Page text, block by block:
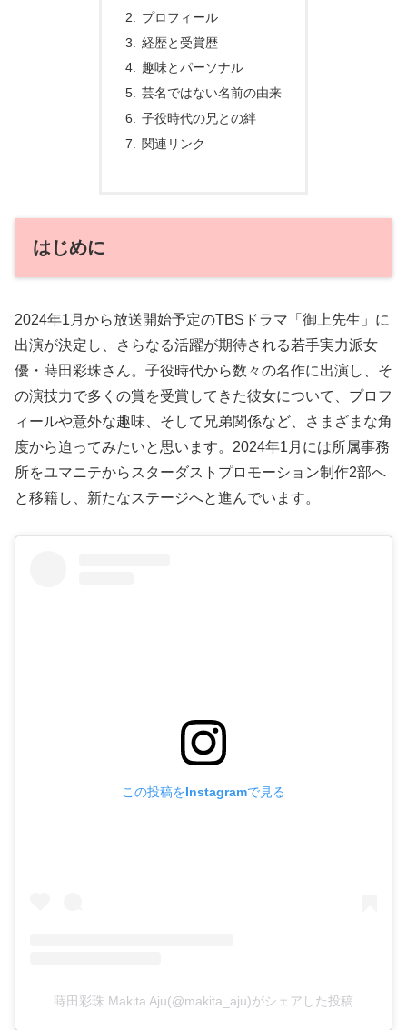
プロフィール
経歴と受賞歴
趣味とパーソナル
芸名ではない名前の由来
子役時代の兄との絆
関連リンク
はじめに
2024年1月から放送開始予定のTBSドラマ「御上先生」に
出演が決定し、さらなる活躍が期待される若手実力派女
優・蒔田彩珠さん。子役時代から数々の名作に出演し、そ
の演技力で多くの賞を受賞してきた彼女について、プロフ
ィールや意外な趣味、そして兄弟関係など、さまざまな角
度から迫ってみたいと思います。2024年1月には所属事務
所をユマニテからスターダストプロモーション制作2部へ
と移籍し、新たなステージへと進んでいます。
この投稿をInstagramで見る
蒔田彩珠 Makita Aju(@makita_aju)がシェアした投稿